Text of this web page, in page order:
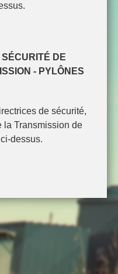
DE
- PYLÔNES
de sécurité,
la Transmission de
dessus.